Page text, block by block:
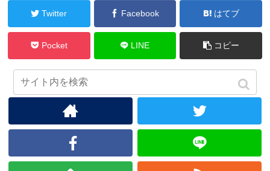
Twitter Facebook はてブ
Pocket LINE コピー
ぽいこづをフォローする